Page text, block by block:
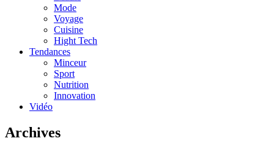
Mode
Voyage
Cuisine
Hight Tech
Tendances
Minceur
Sport
Nutrition
Innovation
Vidéo
Archives